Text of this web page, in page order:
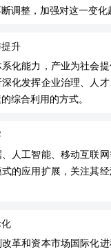
调整，加强对这一变化
升
化能力，产业为社会
化发挥企业治理、人
综合利用的方式。
人工智能、移动互联
的应用扩展，关注其
革和资本市场国际化进